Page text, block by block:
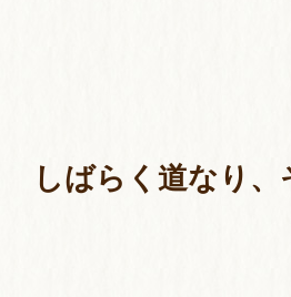
しばらく道なり